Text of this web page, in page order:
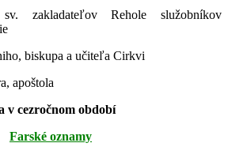
zakladateľov Rehole služobníkov
biskupa a učiteľa Cirkvi
apoštola
v cezročnom období
Farské oznamy